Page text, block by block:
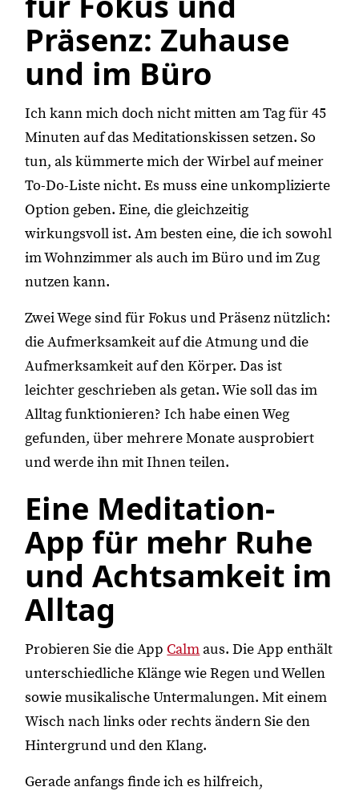
Präsenz: Zuhause
und im Büro
Ich kann mich doch nicht mitten am Tag für 45
Minuten auf das Meditationskissen setzen. So
tun, als kümmerte mich der Wirbel auf meiner
To-Do-Liste nicht. Es muss eine unkomplizierte
Option geben. Eine, die gleichzeitig
wirkungsvoll ist. Am besten eine, die ich sowohl
im Wohnzimmer als auch im Büro und im Zug
nutzen kann.
Zwei Wege sind für Fokus und Präsenz nützlich:
die Aufmerksamkeit auf die Atmung und die
Aufmerksamkeit auf den Körper. Das ist
leichter geschrieben als getan. Wie soll das im
Alltag funktionieren? Ich habe einen Weg
gefunden, über mehrere Monate ausprobiert
und werde ihn mit Ihnen teilen.
Eine Meditation-
App für mehr Ruhe
und Achtsamkeit im
Alltag
Probieren Sie die AppCalm aus. Die App enthält
unterschiedliche Klänge wie Regen und Wellen
sowie musikalische Untermalungen. Mit einem
Wisch nach links oder rechts ändern Sie den
Hintergrund und den Klang.
Gerade anfangs finde ich es hilfreich,